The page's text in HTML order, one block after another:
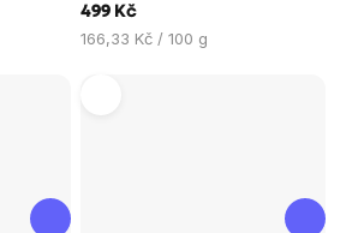
499 Kč
Měrná
166,33 Kč / 100 g